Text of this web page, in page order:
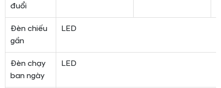
đuổi
Đèn chiếu
gần
LED
Đèn chạy
ban ngày
LED